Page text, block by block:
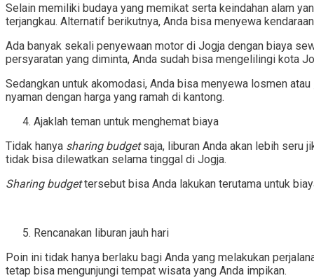
Selain memiliki budaya yang memikat serta keindahan alam
terjangkau. Alternatif berikutnya, Anda bisa menyewa
Ada banyak sekali penyewaan motor di Jogja dengan biaya
persyaratan yang diminta, Anda sudah bisa mengelilingi kota
Sedangkan untuk akomodasi, Anda bisa menyewa losmen atau
nyaman dengan harga yang ramah di kantong.
Ajaklah teman untuk menghemat biaya
Tidak hanya sharing budgetsaja, liburan Anda akan lebih seru
tidak bisa dilewatkan selama tinggal di Jogja.
Sharing budgettersebut bisa Anda lakukan terutama untuk
Rencanakan liburan jauh hari
Poin ini tidak hanya berlaku bagi Anda yang melakukan
tetap bisa mengunjungi tempat wisata yang Anda impikan.